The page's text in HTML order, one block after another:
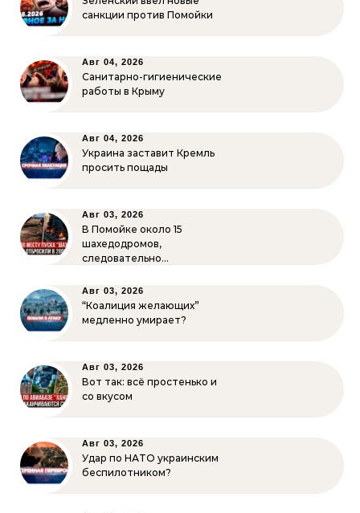
санкции против Помойки
Авг 04, 2026
Санитарно-гигиенические
работы в Крыму
Авг 04, 2026
Украина заставит Кремль
просить пощады
Авг 03, 2026
В Помойке около 15
шахедодромов,
следовательно…
Авг 03, 2026
“Коалиция желающих”
медленно умирает?
Авг 03, 2026
Вот так: всё простенько и
со вкусом
Авг 03, 2026
Удар по НАТО украинским
беспилотником?